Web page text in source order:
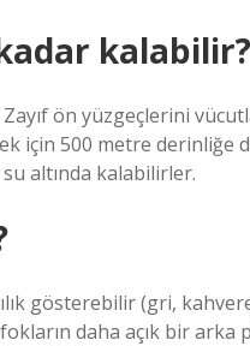
kalabilir?
ön yüzgeçlerini
için 500 metre derinliğe
altında kalabilirler.
gösterebilir (gri,
daha açık bir arka